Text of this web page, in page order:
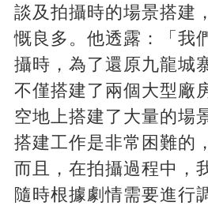
談及拍攝時的場景搭建
慨良多。他透露：「我
攝時，為了還原九龍城
不僅搭建了兩個大型廠
空地上搭建了大量的場
搭建工作是非常困難的
而且，在拍攝過程中，
隨時根據劇情需要進行